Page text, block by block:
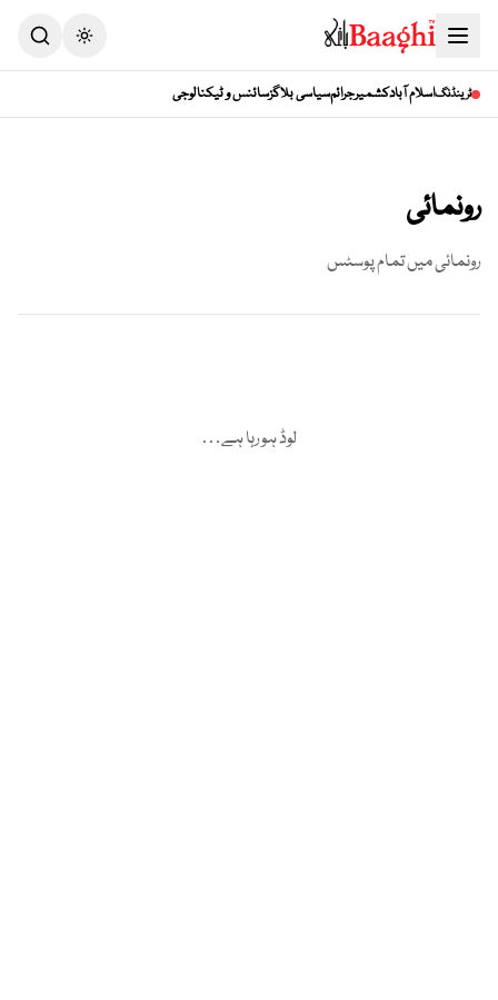
Toggle theme
ٹرینڈنگاسلام آبادکشمیرجرائمسیاسی بلاگزسائنس و ٹیکنالوجی
رونمائی
رونمائیمیں تمام پوسٹس
لوڈ ہو رہا ہے…